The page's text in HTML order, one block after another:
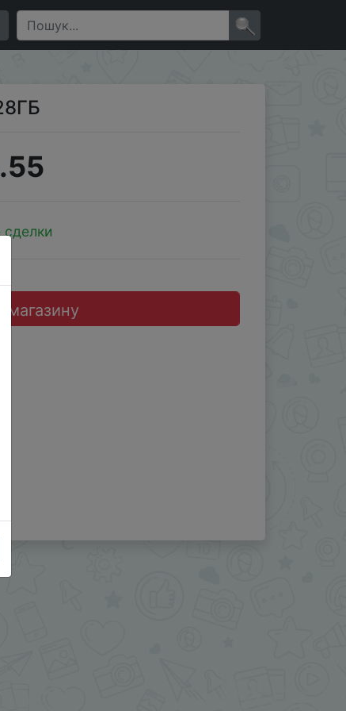
магазину